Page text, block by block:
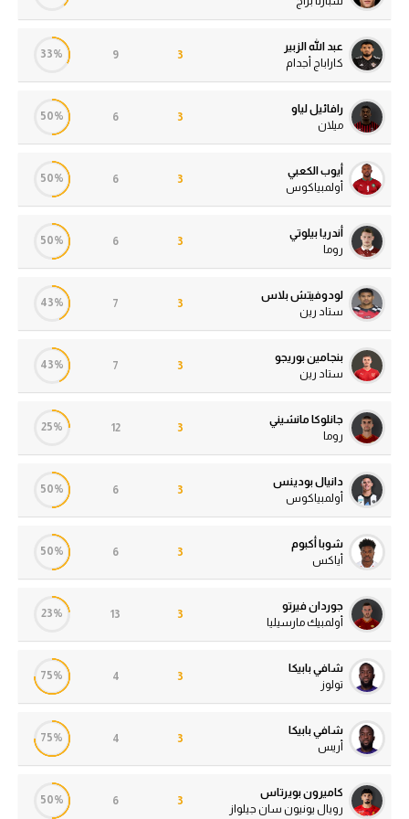
عبد الله الزبير
كاراباج أجدام
3
9
33%
رافائيل لياو
ميلان
3
6
50%
أيوب الكعبي
أولمبياكوس
3
6
50%
أندريا بيلوتي
روما
3
6
50%
لودوفيتش بلاس
ستاد رين
3
7
43%
بنجامين بوريجو
ستاد رين
3
7
43%
جانلوكا مانشيني
روما
3
12
25%
دانيال بودينس
أولمبياكوس
3
6
50%
شوبا أكبوم
أياكس
3
6
50%
جوردان فيرتو
أولمبيك مارسيليا
3
13
23%
شافي بابيكا
تولوز
3
4
75%
شافي بابيكا
أريس
3
4
75%
كاميرون بويرتاس
رويال يونيون سان جيلواز
3
6
50%